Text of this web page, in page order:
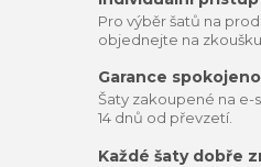
Pro výběr šatů na
objednejte na zkoušku
Garance
Šaty zakoupené na e-
14 dnů od převzetí.
Každé šaty dobře